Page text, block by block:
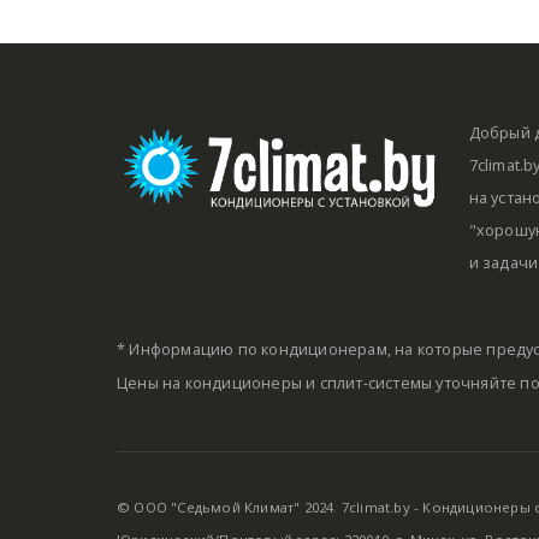
Добрый
на
и
* Информацию по кондиционерам, на которые
Цены на кондиционеры и сплит-системы уточняйте
© ООО "Седьмой Климат" 2024. 7climat.by - Кондиционеры с